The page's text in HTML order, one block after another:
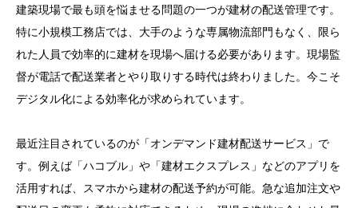
建築現場で最も頭を悩ませる問題の一つが建材の配送管理です。
特に小規模工務店では、大手のような専属物流部門もなく、限ら
れた人員で効率的に建材を現場へ届ける必要があります。現場監
督が電話で配送業者とやり取りする時代は終わりました。今こそ
デジタル化による効率化が求められています。
最近注目されているのが「オンデマンド建材配送サービス」で
す。例えば「ハコブル」や「建材エクスプレス」などのアプリを
活用すれば、スマホから建材の配送予約が可能。急な追加注文や